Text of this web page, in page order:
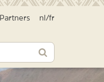
Partners nl /fr
Zoeken